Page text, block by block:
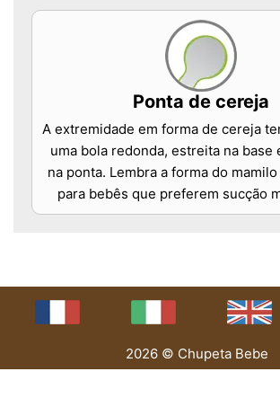
Ponta de cereja
A extremidade em forma de cereja
uma bola redonda, estreita na base
na ponta. Lembra a forma do
para bebês que preferem sucção
2026 © Chupeta Bebe